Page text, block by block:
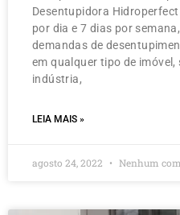
Desentupidora
por dia e 7 dias por
demandas de
em qualquer tipo de
indústria,
LEIA MAIS »
agosto 24, 2022 Nenhum